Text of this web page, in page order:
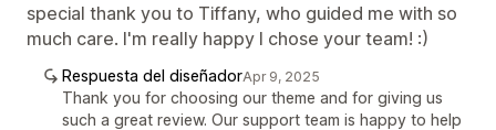
special thank you to Tiffany, who guided me with so
much care. I'm really happy I chose your team! :)
Respuesta del diseñadorApr 9, 2025
Thank you for choosing our theme and for giving us
such a great review. Our support team is happy to help